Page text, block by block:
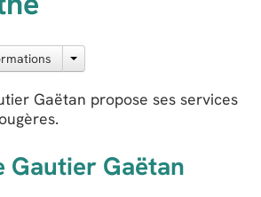
Gaëtan propose ses services
Gautier Gaëtan